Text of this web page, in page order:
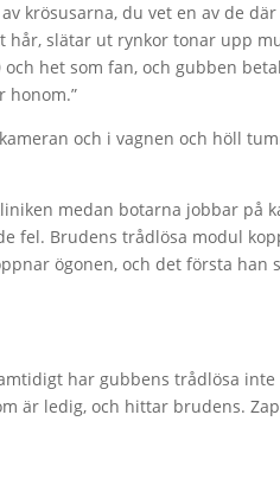
krösusarna, du vet en av de
slätar ut rynkor tonar upp
het som fan, och gubben
honom.”
och i vagnen och höll
medan botarna jobbar på
fel. Brudens trådlösa modul
ögonen, och det första han
har gubbens trådlösa
är ledig, och hittar brudens.